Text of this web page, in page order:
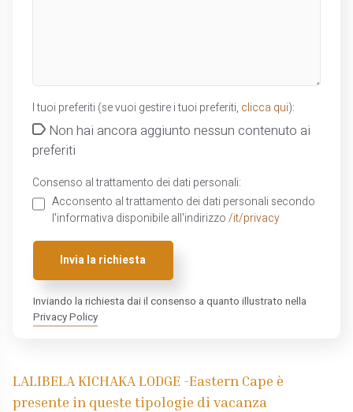
I tuoi preferiti (se vuoi gestire i tuoi preferiti, clicca qui):
Non hai ancora aggiunto nessun contenuto ai
preferiti
Consenso al trattamento dei dati personali:
Acconsento al trattamento dei dati personali secondo
l'informativa disponibile all'indirizzo /it/privacy
Invia la richiesta
Inviando la richiesta dai il consenso a quanto illustrato nella
Privacy Policy
LALIBELA KICHAKA LODGE -Eastern Cape è
presente in queste tipologie di vacanza